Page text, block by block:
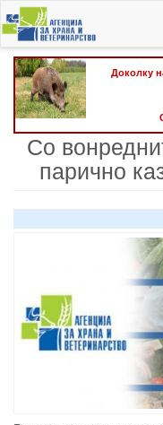
Skip
to
main
content
Доколку
Со
парично